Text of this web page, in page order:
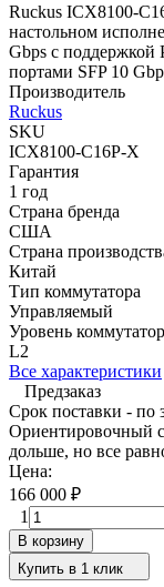
Ruckus ICX8100-
настольном
Gbps с
портами SFP 10
Производитель
Ruckus
SKU
ICX8100-C16P-X
Гарантия
1 год
Страна бренда
США
Страна
Китай
Тип коммутатора
Управляемый
Уровень
L2
Все характеристики
Предзаказ
Срок поставки - по
Ориентировочный
дольше, но все
Цена:
166 000 ₽
1
В корзину
Купить в 1 клик